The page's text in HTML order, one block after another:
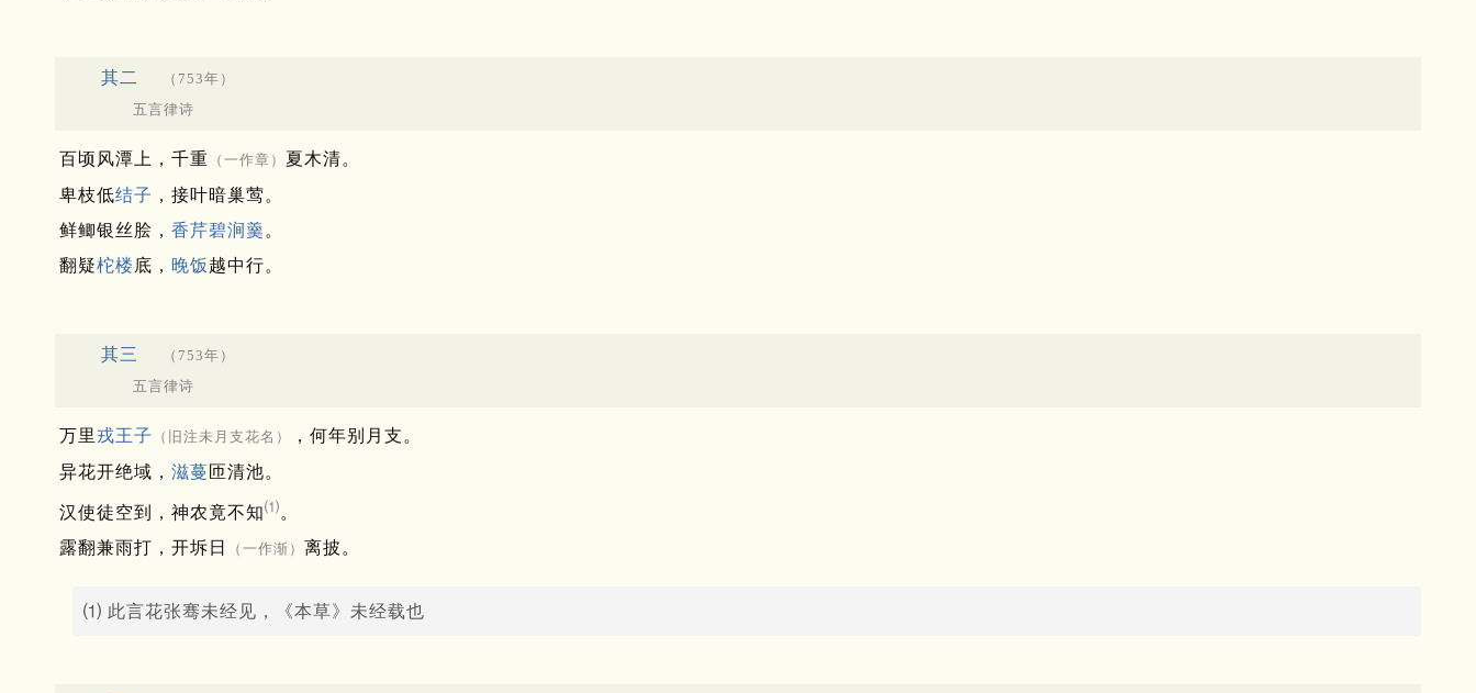
其二
（753年）
五言律诗
百顷风潭上，千重 （一作章） 夏木清。
卑枝低结子 ，接叶暗巢莺。
鲜鲫银丝脍， 香芹碧涧羹 。
翻疑柁楼 底， 晚饭越中行。
其三
（753年）
五言律诗
万里 戎王子 （旧注未月支花名）
，何年别月支。
异花开绝域， 滋蔓匝清池。
汉使徒空到，神农竟不知⑴ 。
露翻兼雨打，开坼日
（一作渐） 离披。
⑴ 此言花张骞未经见，《本草》未经载也